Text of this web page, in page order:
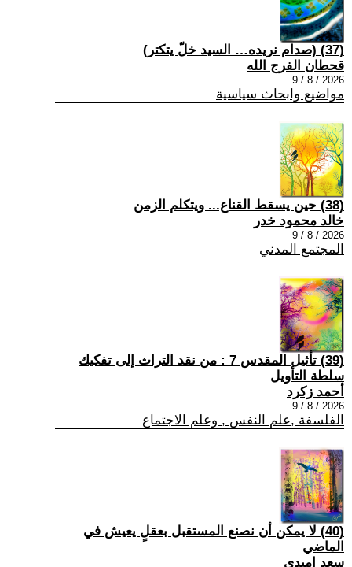
(37) (صدام نريده… السيد خلّ يتكتر)
قحطان الفرج الله
2026 / 8 / 9
مواضيع وابحاث سياسية
(38) حين يسقط القناع... ويتكلم الزمن
خالد محمود خدر
2026 / 8 / 9
المجتمع المدني
(39) تأثيل المقدس 7 : من نقد التراث إلى تفكيك
سلطة التأويل
أحمد زكرد
2026 / 8 / 9
الفلسفة ,علم النفس , وعلم الاجتماع
(40) لا يمكن أن نصنع المستقبل بعقلٍ يعيش في
الماضي
سعد اميدي